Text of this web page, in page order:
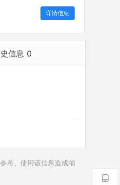
详情信息
信息 0
考、使用该信息造成损